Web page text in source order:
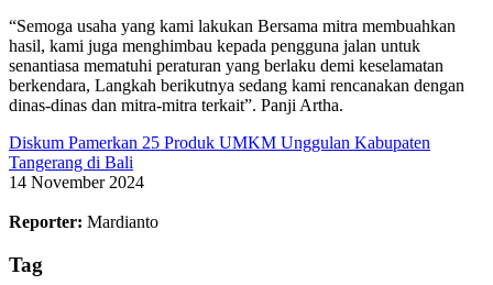
“Semoga usaha yang kami lakukan Bersama mitra membuahkan
hasil, kami juga menghimbau kepada pengguna jalan untuk
senantiasa mematuhi peraturan yang berlaku demi keselamatan
berkendara, Langkah berikutnya sedang kami rencanakan dengan
dinas-dinas dan mitra-mitra terkait”. Panji Artha.
Diskum Pamerkan 25 Produk UMKM Unggulan Kabupaten
Tangerang di Bali
14 November 2024
Reporter: Mardianto
Tag